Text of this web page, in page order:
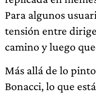
Para algunos
tensión entre
camino y luego
Más allá de lo
Bonacci, lo que